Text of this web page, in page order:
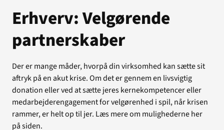
Aktuelt
Støt
Om os
Erhverv: Velgørende
partnerskaber
Der er mange måder, hvorpå din virksomhed kan sætte sit
aftryk på en akut krise. Om det er gennem en livsvigtig
donation eller ved at sætte jeres kernekompetencer eller
medarbejderengagement for velgørenhed i spil, når krisen
rammer, er helt op til jer. Læs mere om mulighederne her
på siden.